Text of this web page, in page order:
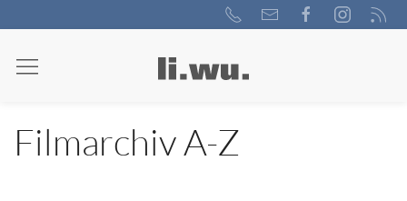
Filmarchiv A-Z